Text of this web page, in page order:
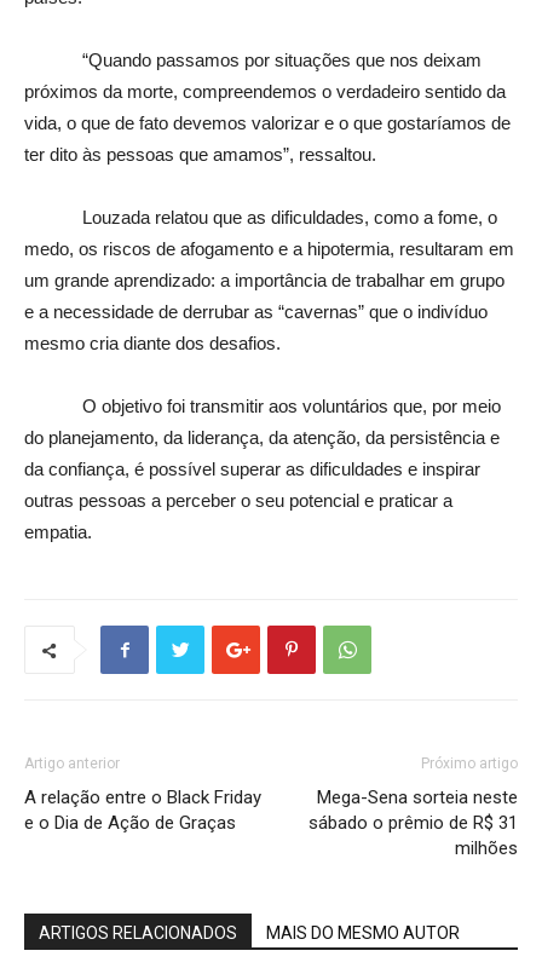
“Quando passamos por situações que nos deixam
próximos da morte, compreendemos o verdadeiro sentido da
vida, o que de fato devemos valorizar e o que gostaríamos de
ter dito às pessoas que amamos”, ressaltou.
Louzada relatou que as dificuldades, como a fome, o
medo, os riscos de afogamento e a hipotermia, resultaram em
um grande aprendizado: a importância de trabalhar em grupo
e a necessidade de derrubar as “cavernas” que o indivíduo
mesmo cria diante dos desafios.
O objetivo foi transmitir aos voluntários que, por meio
do planejamento, da liderança, da atenção, da persistência e
da confiança, é possível superar as dificuldades e inspirar
outras pessoas a perceber o seu potencial e praticar a
empatia.
Artigo anterior
A relação entre o Black Friday
e o Dia de Ação de Graças
Próximo artigo
Mega-Sena sorteia neste
sábado o prêmio de R$ 31
milhões
ARTIGOS RELACIONADOS MAIS DO MESMO AUTOR